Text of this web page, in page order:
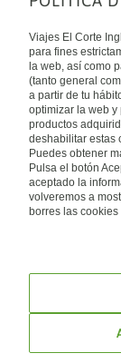
Quiénes somos
Financiación
Sostenibilidad
Turismo
Tarjeta El
Trabaja con
El Corte Inglés
Canal Ético
Enlaces
Guías de viaje
Catálogos
Auto check-in
Condiciones
Política de
Política de
Accesibilidad
Empresas/
Internacional
España
Visita nuestro
Blog de Viajes
Viajes El Corte
para fines
la web, así como
(tanto general
a partir de tu
optimizar la web
productos
deshabilitar estas
Puedes obtener
Pulsa el botón
aceptado la
volveremos a
borres las